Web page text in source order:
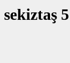
sekiztaş 5